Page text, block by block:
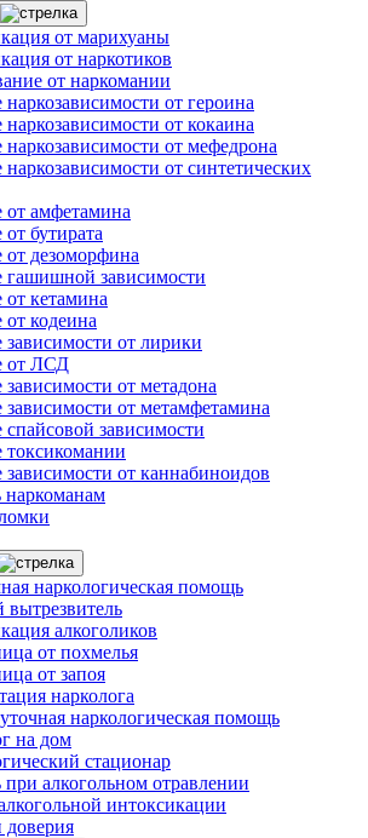
от марихуаны
от наркотиков
от наркомании
от героина
от кокаина
наркозависимости от мефедрона
от синтетических
от амфетамина
бутирата
от дезоморфина
гашишной зависимости
от кетамина
кодеина
зависимости от лирики
от ЛСД
от метадона
зависимости от метамфетамина
спайсовой зависимости
токсикомании
зависимости от каннабиноидов
наркологическая помощь
вытрезвитель
алкоголиков
от похмелья
от запоя
нарколога
наркологическая помощь
на дом
стационар
алкогольном отравлении
интоксикации
доверия